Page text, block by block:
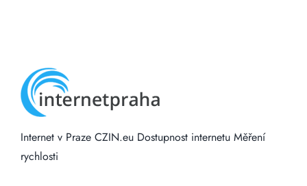
Internet v Praze CZIN.eu Dostupnost internetu Měření
rychlosti